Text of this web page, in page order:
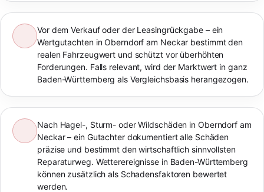
Vor dem Verkauf oder der Leasingrückgabe – ein
Wertgutachten in Oberndorf am Neckar bestimmt den
realen Fahrzeugwert und schützt vor überhöhten
Forderungen. Falls relevant, wird der Marktwert in ganz
Baden-Württemberg als Vergleichsbasis herangezogen.
Nach Hagel-, Sturm- oder Wildschäden in Oberndorf am
Neckar – ein Gutachter dokumentiert alle Schäden
präzise und bestimmt den wirtschaftlich sinnvollsten
Reparaturweg. Wetterereignisse in Baden-Württemberg
können zusätzlich als Schadensfaktoren bewertet
werden.